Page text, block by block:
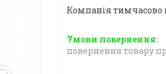
Компанія
повернення товару